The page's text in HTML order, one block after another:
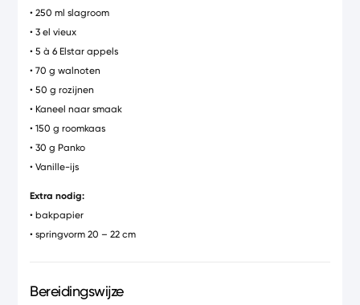
• 250 ml slagroom
• 3 el vieux
• 5 à 6 Elstar appels
• 70 g walnoten
• 50 g rozijnen
• Kaneel naar smaak
• 150 g roomkaas
• 30 g Panko
• Vanille-ijs
Extra nodig:
• bakpapier
• springvorm 20 – 22 cm
Bereidingswijze